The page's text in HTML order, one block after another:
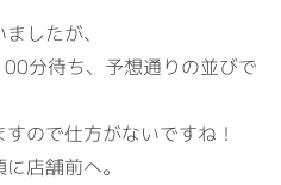
したが、
分待ち、予想通りの並びで
ので仕方がないですね！
店舗前へ。